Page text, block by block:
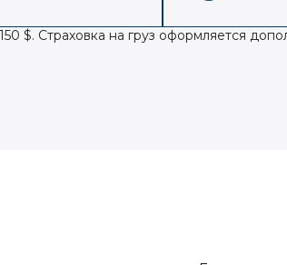
$. Страховка на груз оформляется